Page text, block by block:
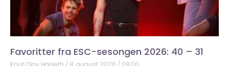
Favoritter fra ESC-sesongen 2026: 40 – 31